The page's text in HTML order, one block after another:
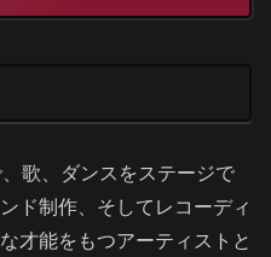
歌、ダンスをステージで
ド制作、そしてレコーディ
才能をもつアーティストと